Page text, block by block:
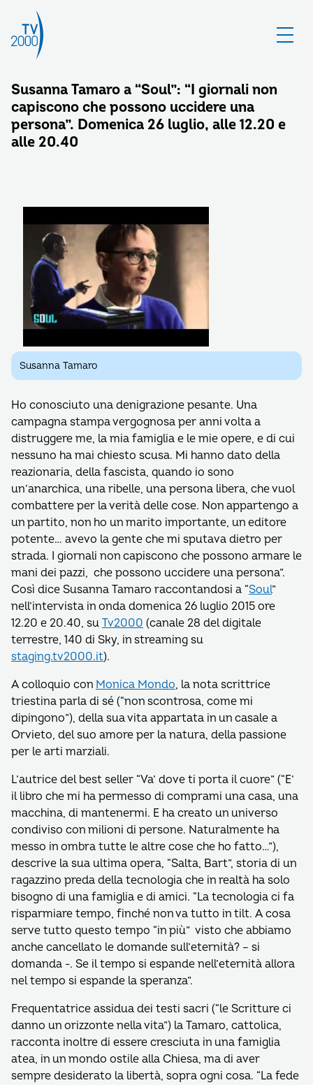
Susanna Tamaro a “Soul”: “I giornali non
capiscono che possono uccidere una
persona”. Domenica 26 luglio, alle 12.20 e
alle 20.40
Susanna Tamaro
Ho conosciuto una denigrazione pesante. Una
campagna stampa vergognosa per anni volta a
distruggere me, la mia famiglia e le mie opere, e di cui
nessuno ha mai chiesto scusa. Mi hanno dato della
reazionaria, della fascista, quando io sono
un’anarchica, una ribelle, una persona libera, che vuol
combattere per la verità delle cose. Non appartengo a
un partito, non ho un marito importante, un editore
potente… avevo la gente che mi sputava dietro per
strada. I giornali non capiscono che possono armare le
mani dei pazzi, che possono uccidere una persona”.
Così dice Susanna Tamaro raccontandosi a “Soul”
nell’intervista in onda domenica 26 luglio 2015 ore
12.20 e 20.40, su Tv2000 (canale 28 del digitale
terrestre, 140 di Sky, in streaming su
staging.tv2000.it).
A colloquio con Monica Mondo, la nota scrittrice
triestina parla di sé (“non scontrosa, come mi
dipingono”), della sua vita appartata in un casale a
Orvieto, del suo amore per la natura, della passione
per le arti marziali.
L’autrice del best seller “Va’ dove ti porta il cuore” (“E’
il libro che mi ha permesso di comprami una casa, una
macchina, di mantenermi. E ha creato un universo
condiviso con milioni di persone. Naturalmente ha
messo in ombra tutte le altre cose che ho fatto…”),
descrive la sua ultima opera, “Salta, Bart”, storia di un
ragazzino preda della tecnologia che in realtà ha solo
bisogno di una famiglia e di amici. “La tecnologia ci fa
risparmiare tempo, finché non va tutto in tilt. A cosa
serve tutto questo tempo “in più” visto che abbiamo
anche cancellato le domande sull’eternità? – si
domanda -. Se il tempo si espande nell’eternità allora
nel tempo si espande la speranza”.
Frequentatrice assidua dei testi sacri (“le Scritture ci
danno un orizzonte nella vita”) la Tamaro, cattolica,
racconta inoltre di essere cresciuta in una famiglia
atea, in un mondo ostile alla Chiesa, ma di aver
sempre desiderato la libertà, sopra ogni cosa. “La fede